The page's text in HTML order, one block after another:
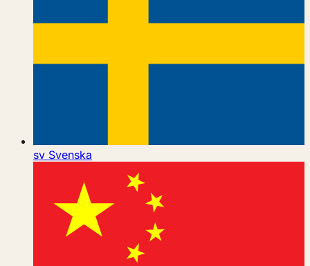
sv Svenska